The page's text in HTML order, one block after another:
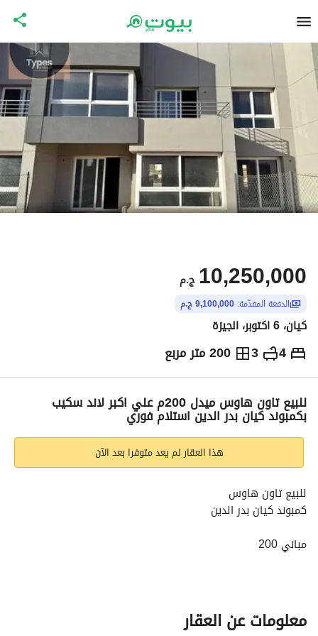
ج.م 10,250,000
الدفعة المقدّمة: 9,100,000 ج.م
كيان، 6 اكتوبر، الجيزة
4
3 200 متر مربع ج.م10,250,000
التفاصيل الاتجاهات والمؤشرات رهن عقاري
للبيع تاون هاوس ميدل 200م علي اكبر لاند سكيب
بكمبوند كيان بدر الدين استلام فوري
هذا العقار لم يعد متوفرا بعد الآن
للبيع تاون هاوس
كمبوند كيان بدر الدين
مباني 200
نص تشطيب
معلومات عن العقار